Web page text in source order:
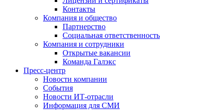
Контакты
Компания и общество
Партнерство
Социальная ответственность
Компания и сотрудники
Открытые вакансии
Команда Галэкс
Пресс-центр
Новости компании
События
Новости ИТ-отрасли
Информация для СМИ